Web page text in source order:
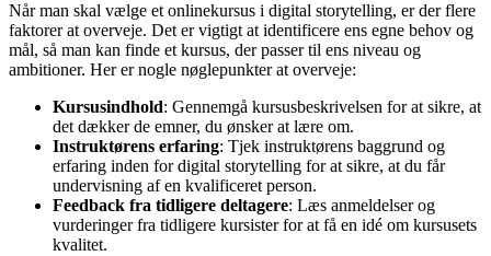
Når man skal vælge et onlinekursus i digital storytelling, er der flere
faktorer at overveje. Det er vigtigt at identificere ens egne behov og
mål, så man kan finde et kursus, der passer til ens niveau og
ambitioner. Her er nogle nøglepunkter at overveje:
Kursusindhold: Gennemgå kursusbeskrivelsen for at sikre, at
det dækker de emner, du ønsker at lære om.
Instruktørens erfaring: Tjek instruktørens baggrund og
erfaring inden for digital storytelling for at sikre, at du får
undervisning af en kvalificeret person.
Feedback fra tidligere deltagere: Læs anmeldelser og
vurderinger fra tidligere kursister for at få en idé om kursusets
kvalitet.